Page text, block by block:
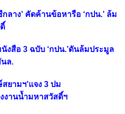
กลาง’ คัดค้านข้อหารือ ‘กปน.’ ล้ม
งสือ 3 ฉบับ ‘กปน.’ดันล้มประมูล
นล.
ยามฯ’แจง 3 ปม
งานน้ำมหาสวัสดิ์ฯ